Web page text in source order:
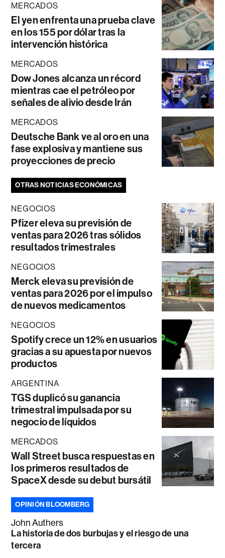
MERCADOS
El yen enfrenta una prueba clave
en los 155 por dólar tras la
intervención histórica
MERCADOS
Dow Jones alcanza un récord
mientras cae el petróleo por
señales de alivio desde Irán
MERCADOS
Deutsche Bank ve al oro en una
fase explosiva y mantiene sus
proyecciones de precio
OTRAS NOTICIAS ECONÓMICAS
NEGOCIOS
Pfizer eleva su previsión de
ventas para 2026 tras sólidos
resultados trimestrales
NEGOCIOS
Merck eleva su previsión de
ventas para 2026 por el impulso
de nuevos medicamentos
NEGOCIOS
Spotify crece un 12% en usuarios
gracias a su apuesta por nuevos
productos
ARGENTINA
TGS duplicó su ganancia
trimestral impulsada por su
negocio de líquidos
MERCADOS
Wall Street busca respuestas en
los primeros resultados de
SpaceX desde su debut bursátil
OPINIÓN BLOOMBERG
John Authers
La historia de dos burbujas y el riesgo de una
tercera